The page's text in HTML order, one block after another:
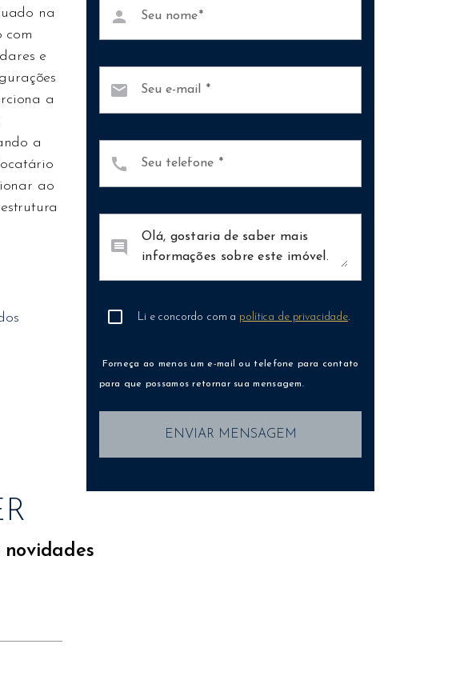
na
com
e
a
a
ao
Seu nome
person
Seu e-mail
mail
Seu telefone
call
comment
Li e concordo com a política de privacidade.
Forneça ao menos um e-mail ou telefone para contato
para que possamos retornar sua mensagem.
ENVIAR MENSAGEM